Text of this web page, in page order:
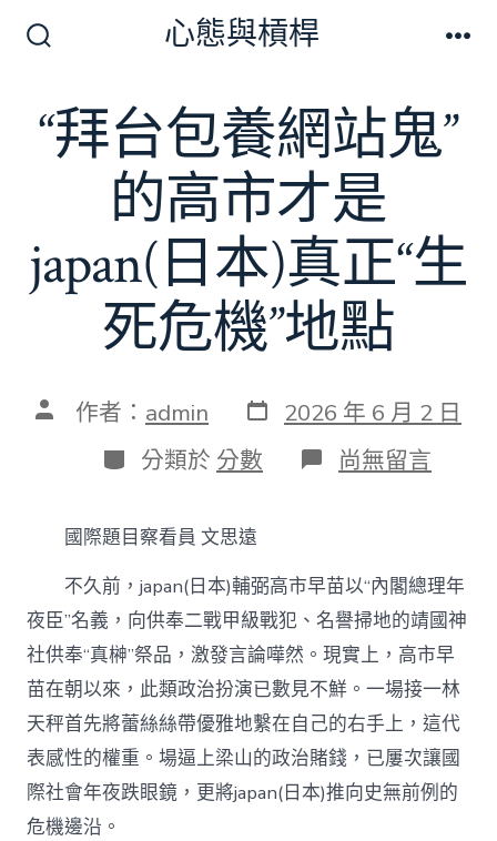
切
換
開
心態與槓桿
“拜台包養網站鬼”
的高市才是
japan(日本)真正“生
死危機”地點
文 作者： admin 發
表
日
期
2026 年 6 月 2 日
分
類
分類於 分數 在
〈“拜
網
站
鬼”
的
高
市
才
是
japan(日
本)
真
尚無留言
國際題目察看員 文思遠
不久前，japan(日本)輔弼高市早苗以“內閣總理年
夜臣”名義，向供奉二戰甲級戰犯、名譽掃地的靖國神
社供奉“真榊”祭品，激發言論嘩然。現實上，高市早
苗在朝以來，此類政治扮演已數見不鮮。一場接一林
天秤首先將蕾絲絲帶優雅地繫在自己的右手上，這代
表感性的權重。場逼上梁山的政治賭錢，已屢次讓國
際社會年夜跌眼鏡，更將japan(日本)推向史無前例的
危機邊沿。